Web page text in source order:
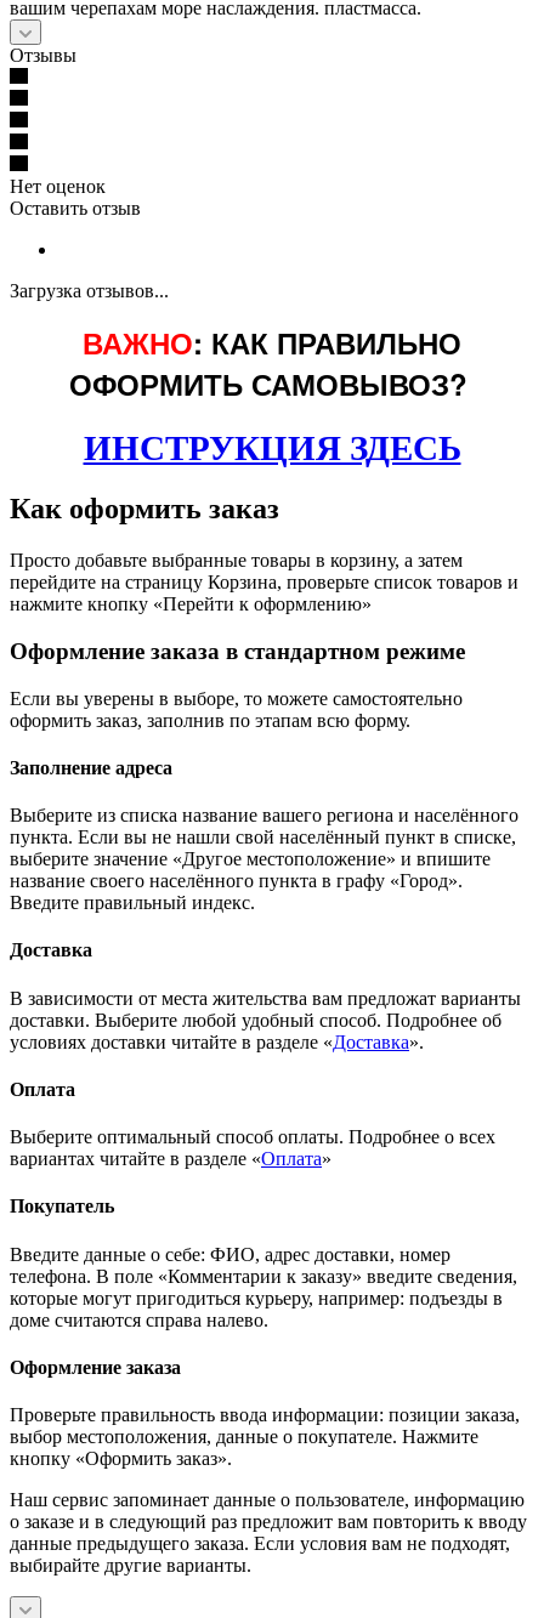
вашим черепахам море наслаждения. пластмасса.
Отзывы
Нет оценок
Оставить отзыв
Загрузка отзывов...
ВАЖНО: КАК ПРАВИЛЬНО
ОФОРМИТЬ САМОВЫВОЗ?
ИНСТРУКЦИЯ ЗДЕСЬ
Как оформить заказ
Просто добавьте выбранные товары в корзину, а затем
перейдите на страницу Корзина, проверьте список товаров и
нажмите кнопку «Перейти к оформлению»
Оформление заказа в стандартном режиме
Если вы уверены в выборе, то можете самостоятельно
оформить заказ, заполнив по этапам всю форму.
Заполнение адреса
Выберите из списка название вашего региона и населённого
пункта. Если вы не нашли свой населённый пункт в списке,
выберите значение «Другое местоположение» и впишите
название своего населённого пункта в графу «Город».
Введите правильный индекс.
Доставка
В зависимости от места жительства вам предложат варианты
доставки. Выберите любой удобный способ. Подробнее об
условиях доставки читайте в разделе «Доставка».
Оплата
Выберите оптимальный способ оплаты. Подробнее о всех
вариантах читайте в разделе «Оплата»
Покупатель
Введите данные о себе: ФИО, адрес доставки, номер
телефона. В поле «Комментарии к заказу» введите сведения,
которые могут пригодиться курьеру, например: подъезды в
доме считаются справа налево.
Оформление заказа
Проверьте правильность ввода информации: позиции заказа,
выбор местоположения, данные о покупателе. Нажмите
кнопку «Оформить заказ».
Наш сервис запоминает данные о пользователе, информацию
о заказе и в следующий раз предложит вам повторить к вводу
данные предыдущего заказа. Если условия вам не подходят,
выбирайте другие варианты.